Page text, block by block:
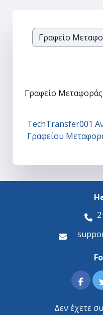
Κατηγορίες
Γραφείο
TechTransfer001
Γραφείου
Δεν έχετε